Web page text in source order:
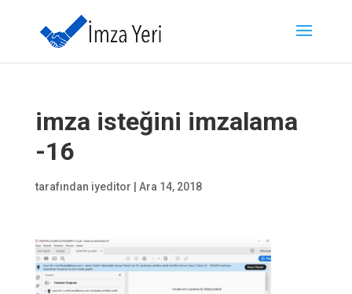
imza isteğini imzalama
-16
tarafından iyeditor Ara 14, 2018